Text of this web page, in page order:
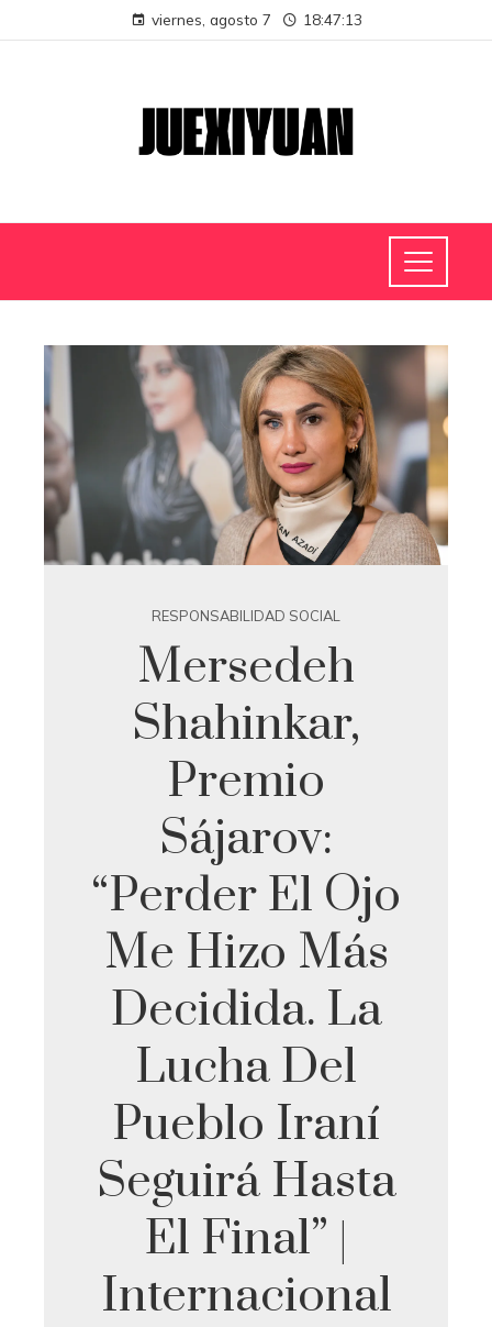
viernes, agosto 7 18:47:13
RESPONSABILIDAD SOCIAL
Mersedeh
Shahinkar,
Premio
Sájarov:
“Perder El Ojo
Me Hizo Más
Decidida. La
Lucha Del
Pueblo Iraní
Seguirá Hasta
El Final” |
Internacional